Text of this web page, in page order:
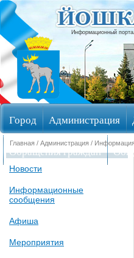
Информационный
Город Администрация
Обращения граждан
Главная / Администрация /
Новости
Информационные
сообщения
Афиша
Мероприятия